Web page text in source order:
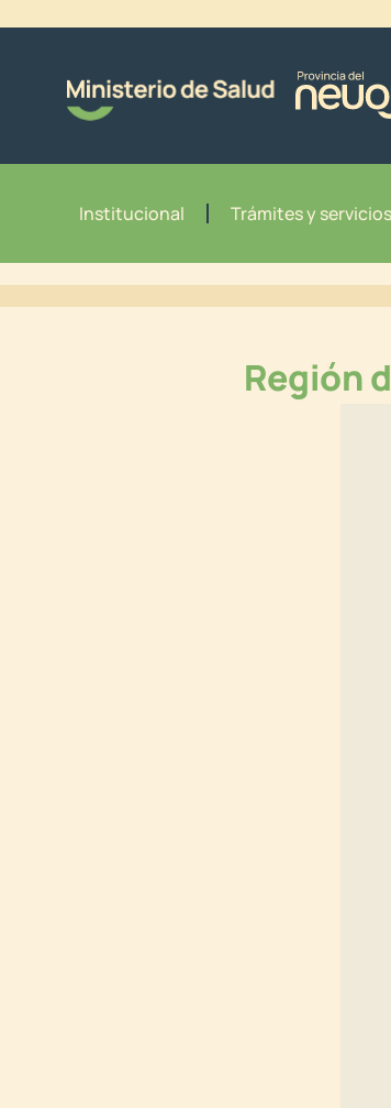
Institucional Trámites y servicios
Región